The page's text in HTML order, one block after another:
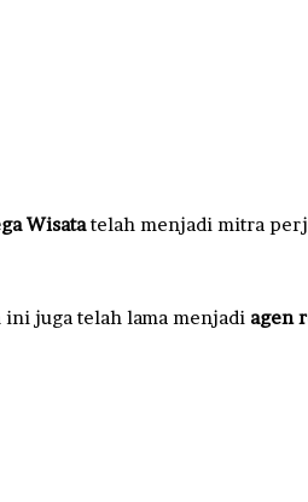
Wisatatelah menjadi mitra
ini juga telah lama menjadi agen